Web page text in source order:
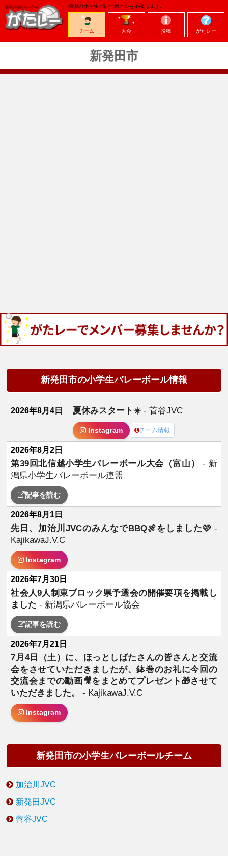
新潟の小学生バレーボールを応援します。
チーム 大会 投稿 がたレー
新発田市
新発田市の小学生バレーボール情報
2026年8月4日 夏休みスタート☀️- 菅谷JVC
Instagram チーム情報
2026年8月2日
第39回北信越小学生バレーボール大会（富山） - 新
潟県小学生バレーボール連盟
記事を読む
2026年8月1日
先日、加治川JVCのみんなでBBQ🍖をしました🩷 -
KajikawaJ.V.C
Instagram
2026年7月30日
社会人9人制東ブロック県予選会の開催要項を掲載し
ました- 新潟県バレーボール協会
記事を読む
2026年7月21日
7月4日（土）に、ほっとしばたさんの皆さんと交流
会をさせていただきましたが、鉢巻のお礼に今回の
交流会までの動画🎥をまとめてプレゼント🎁させて
いただきました。- KajikawaJ.V.C
Instagram
新発田市の小学生バレーボールチーム
加治川JVC
新発田JVC
菅谷JVC